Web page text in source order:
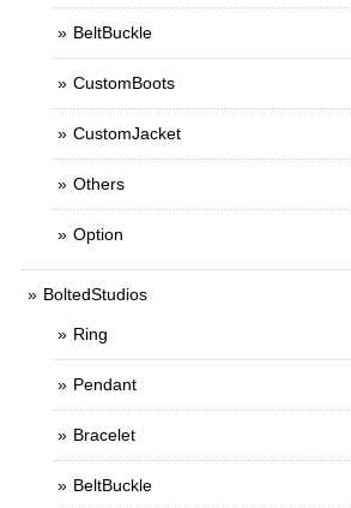
BeltBuckle
CustomBoots
CustomJacket
Others
Option
BoltedStudios
Ring
Pendant
Bracelet
BeltBuckle